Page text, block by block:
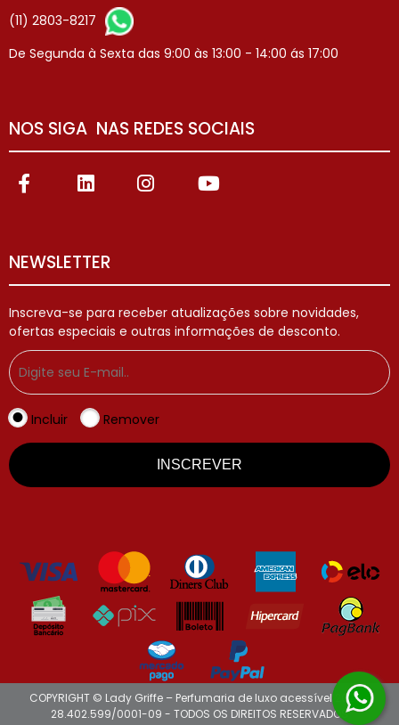
(11) 2803-8217
De Segunda à Sexta das 9:00 às 13:00 - 14:00 ás 17:00
NOS SIGA NAS REDES SOCIAIS
NEWSLETTER
Inscreva-se para receber atualizações sobre novidades,
ofertas especiais e outras informações de desconto.
Incluir Remover
INSCREVER
COPYRIGHT © Lady Griffe – Perfumaria de luxo acessível 2026 -
28.402.599/0001-09 - TODOS OS DIREITOS RESERVADOS